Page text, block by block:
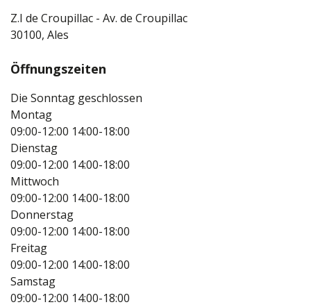
Z.I de Croupillac - Av. de Croupillac
30100, Ales
Öffnungszeiten
Die Sonntag geschlossen
Montag
09:00-12:00 14:00-18:00
Dienstag
09:00-12:00 14:00-18:00
Mittwoch
09:00-12:00 14:00-18:00
Donnerstag
09:00-12:00 14:00-18:00
Freitag
09:00-12:00 14:00-18:00
Samstag
09:00-12:00 14:00-18:00